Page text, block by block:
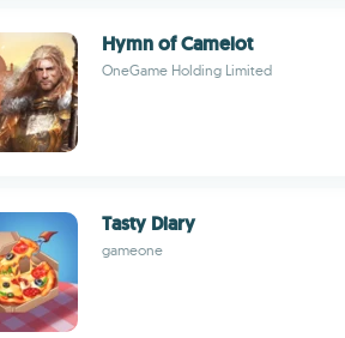
Hymn of Camelot
OneGame Holding Limited
Tasty Diary
gameone